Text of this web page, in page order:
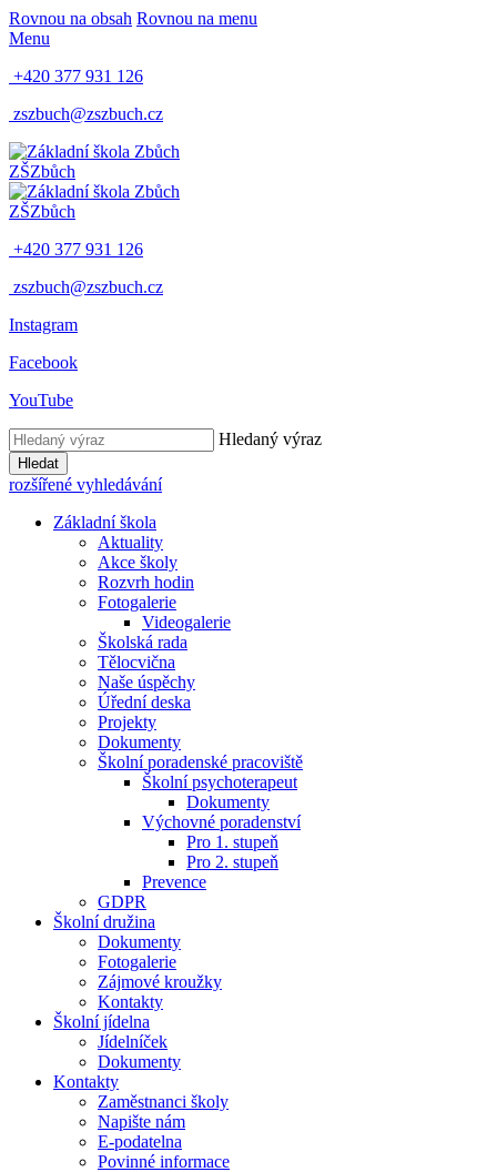
Rovnou na obsah Rovnou na menu
Menu
+420 377 931 126
zszbuch@zszbuch.cz
ZŠZbůch
ZŠZbůch
+420 377 931 126
zszbuch@zszbuch.cz
Instagram
Facebook
YouTube
Hledaný výraz
Hledat
rozšířené vyhledávání
Základní škola
Aktuality
Akce školy
Rozvrh hodin
Fotogalerie
Videogalerie
Školská rada
Tělocvična
Naše úspěchy
Úřední deska
Projekty
Dokumenty
Školní poradenské pracoviště
Školní psychoterapeut
Dokumenty
Výchovné poradenství
Pro 1. stupeň
Pro 2. stupeň
Prevence
GDPR
Školní družina
Dokumenty
Fotogalerie
Zájmové kroužky
Kontakty
Školní jídelna
Jídelníček
Dokumenty
Kontakty
Zaměstnanci školy
Napište nám
E-podatelna
Povinné informace